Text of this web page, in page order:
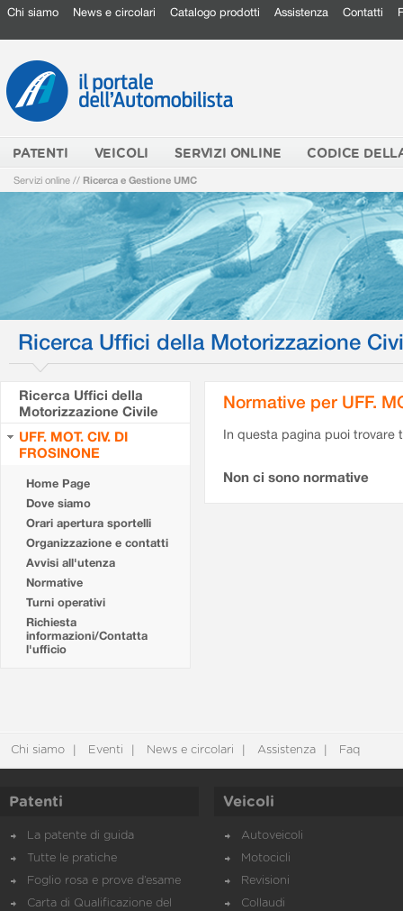
Chi siamo News e circolari Catalogo prodotti Assistenza Contatti
PATENTI VEICOLI SERVIZI ONLINE CODICE
Servizi online // Ricerca e Gestione UMC
Ricerca Uffici della Motorizzazione
Ricerca Uffici della
Motorizzazione Civile
UFF. MOT. CIV. DI
FROSINONE
Home Page
Dove siamo
Orari apertura sportelli
Organizzazione e contatti
Avvisi all'utenza
Normative
Turni operativi
Richiesta
informazioni/Contatta
l'ufficio
Normative per UFF.
In questa pagina puoi
Non ci sono normative
Chi siamo Eventi News e circolari Assistenza Faq
Patenti
La patente di guida
Tutte le pratiche
Foglio rosa e prove d’esame
Carta di Qualificazione del
Veicoli
Autoveicoli
Motocicli
Revisioni
Collaudi